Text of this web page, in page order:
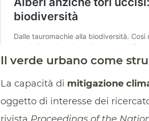
Il verde urbano come
La capacità di mitigazione
oggetto di interesse dei